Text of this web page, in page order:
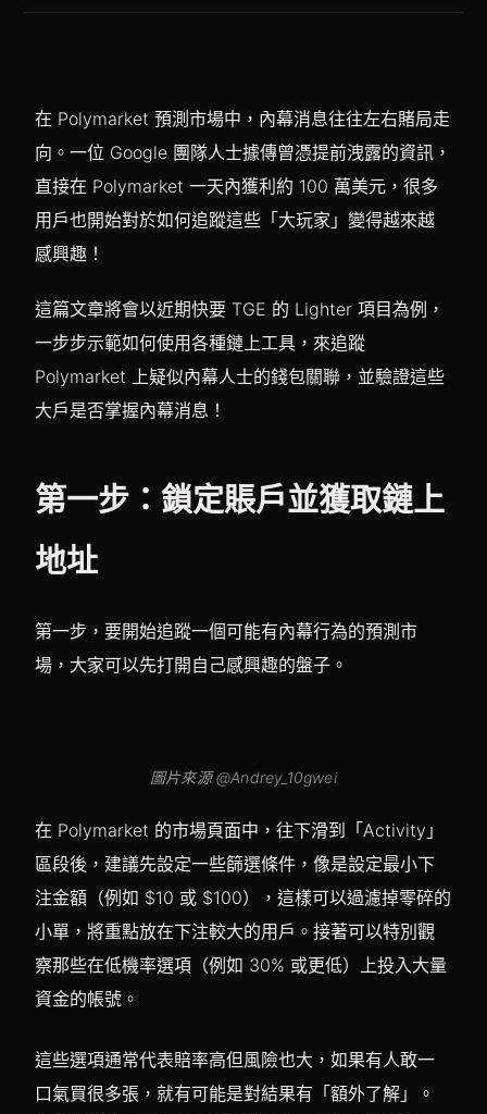
在 Polymarket 預測市場中，內幕消息往往左右賭局走
向。一位 Google 團隊人士據傳曾憑提前洩露的資訊，
直接在 Polymarket 一天內獲利約 100 萬美元，很多
用戶也開始對於如何追蹤這些「大玩家」變得越來越
感興趣！
這篇文章將會以近期快要 TGE 的 Lighter 項目為例，
一步步示範如何使用各種鏈上工具，來追蹤
Polymarket 上疑似內幕人士的錢包關聯，並驗證這些
大戶是否掌握內幕消息！
第一步：鎖定賬戶並獲取鏈上
地址
第一步，要開始追蹤一個可能有內幕行為的預測市
場，大家可以先打開自己感興趣的盤子。
圖片來源 @Andrey_10gwei
在 Polymarket 的市場頁面中，往下滑到「Activity」
區段後，建議先設定一些篩選條件，像是設定最小下
注金額（例如 $10 或 $100），這樣可以過濾掉零碎的
小單，將重點放在下注較大的用戶。接著可以特別觀
察那些在低機率選項（例如 30% 或更低）上投入大量
資金的帳號。
這些選項通常代表賠率高但風險也大，如果有人敢一
口氣買很多張，就有可能是對結果有「額外了解」。